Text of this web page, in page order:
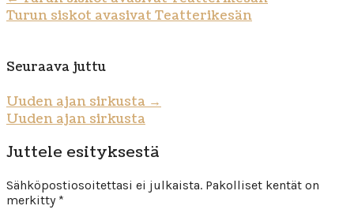
Turun siskot avasivat Teatterikesän
Seuraava juttu
Uuden ajan sirkusta →
Uuden ajan sirkusta
Juttele esityksestä
Sähköpostiosoitettasi ei julkaista. Pakolliset kentät on
merkitty *